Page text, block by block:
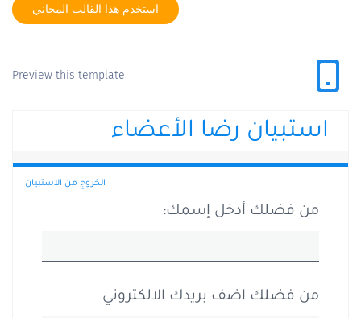
استخدم هذا القالب المجاني
Preview this template